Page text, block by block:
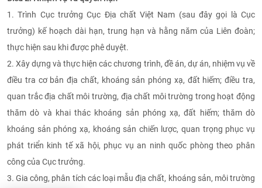
1. Trình Cục trưởng Cục Địa chất Việt Nam (sau đây gọi là Cục
trưởng) kế hoạch dài hạn, trung hạn và hằng năm của Liên đoàn;
thực hiện sau khi được phê duyệt.
2. Xây dựng và thực hiện các chương trình, đề án, dự án, nhiệm vụ về
điều tra cơ bản địa chất, khoáng sản phóng xạ, đất hiếm; điều tra,
quan trắc địa chất môi trường, địa chất môi trường trong hoạt động
thăm dò và khai thác khoáng sản phóng xạ, đất hiếm; thăm dò
khoáng sản phóng xạ, khoáng sản chiến lược, quan trọng phục vụ
phát triển kinh tế xã hội, phục vụ an ninh quốc phòng theo phân
công của Cục trưởng.
3. Gia công, phân tích các loại mẫu địa chất, khoáng sản, môi trường